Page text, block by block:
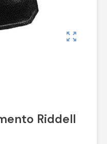
zoom_out_map
Riddell